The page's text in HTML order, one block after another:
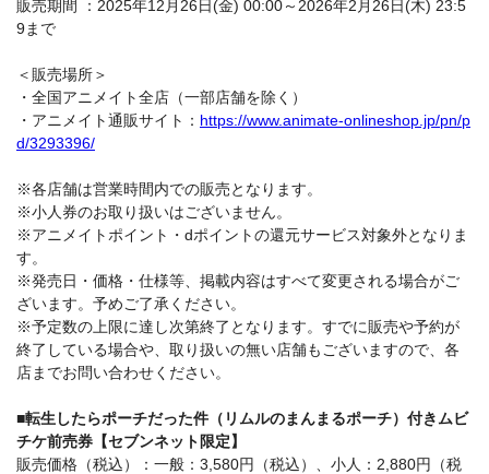
販売期間 ：2025年12月26日(金) 00:00～2026年2月26日(木) 23:5
9まで
＜販売場所＞
・全国アニメイト全店（一部店舗を除く）
・アニメイト通販サイト： https://www.animate-onlineshop.jp/pn/p
d/3293396/
※各店舗は営業時間内での販売となります。
※小人券のお取り扱いはございません。
※アニメイトポイント・dポイントの還元サービス対象外となりま
す。
※発売日・価格・仕様等、掲載内容はすべて変更される場合がご
ざいます。予めご了承ください。
※予定数の上限に達し次第終了となります。すでに販売や予約が
終了している場合や、取り扱いの無い店舗もございますので、各
店までお問い合わせください。
■転生したらポーチだった件（リムルのまんまるポーチ）付きムビ
チケ前売券【セブンネット限定】
販売価格（税込）：一般：3,580円（税込）、小人：2,880円（税